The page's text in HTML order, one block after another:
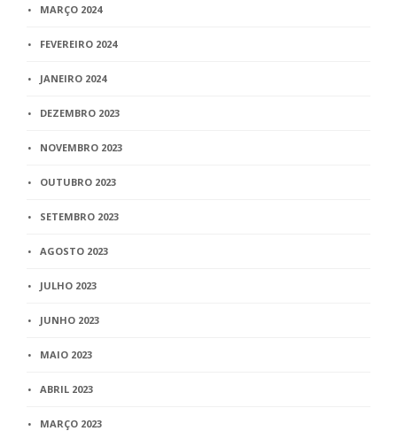
MARÇO 2024
FEVEREIRO 2024
JANEIRO 2024
DEZEMBRO 2023
NOVEMBRO 2023
OUTUBRO 2023
SETEMBRO 2023
AGOSTO 2023
JULHO 2023
JUNHO 2023
MAIO 2023
ABRIL 2023
MARÇO 2023